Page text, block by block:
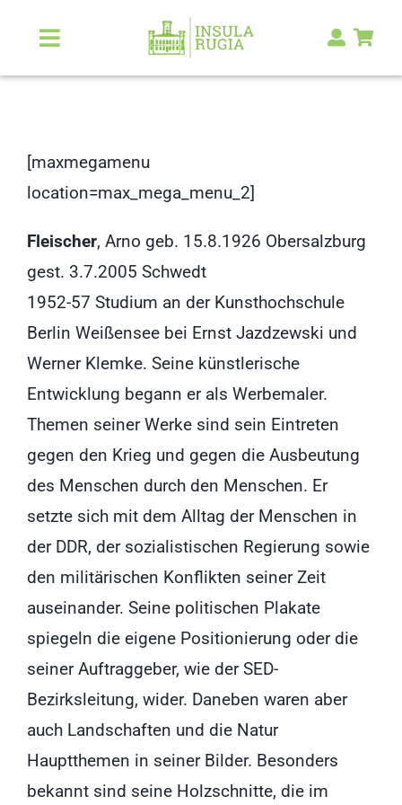
Inhalt
springen
Toggle
Navigation
Malerlexikon
RUGIA Shop
[maxmegamenu
location=max_mega_menu_2]
Fleischer, Arno geb. 15.8.1926 Obersalzburg
gest. 3.7.2005 Schwedt
1952-57 Studium an der Kunsthochschule
Berlin Weißensee bei Ernst Jazdzewski und
Werner Klemke. Seine künstlerische
Entwicklung begann er als Werbemaler.
Themen seiner Werke sind sein Eintreten
gegen den Krieg und gegen die Ausbeutung
des Menschen durch den Menschen. Er
setzte sich mit dem Alltag der Menschen in
der DDR, der sozialistischen Regierung sowie
den militärischen Konflikten seiner Zeit
auseinander. Seine politischen Plakate
spiegeln die eigene Positionierung oder die
seiner Auftraggeber, wie der SED-
Bezirksleitung, wider. Daneben waren aber
auch Landschaften und die Natur
Hauptthemen in seiner Bilder. Besonders
bekannt sind seine Holzschnitte, die im